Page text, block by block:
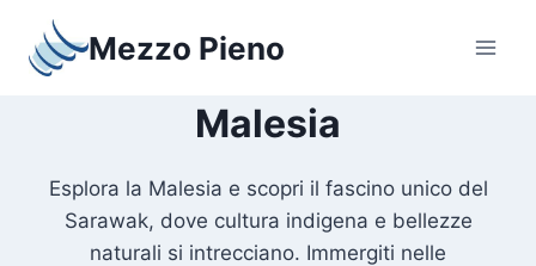
contenuto
Mezzo Pieno
Malesia
Esplora la Malesia e scopri il fascino unico del
Sarawak, dove cultura indigena e bellezze
naturali si intrecciano. Immergiti nelle